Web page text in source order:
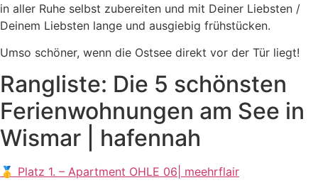
in aller Ruhe selbst zubereiten und mit Deiner Liebsten /
Deinem Liebsten lange und ausgiebig frühstücken.
Umso schöner, wenn die Ostsee direkt vor der Tür liegt!
Rangliste: Die 5 schönsten
Ferienwohnungen am See in
Wismar | hafennah​
🥇 Platz 1. – Apartment OHLE 06| meehrflair